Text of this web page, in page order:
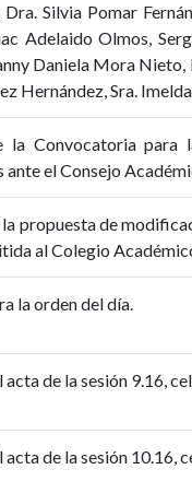
Silvia Pomar
Adelaido Olmos,
Daniela Mora Nieto,
Hernández, Sra.
la Convocatoria para
el Consejo
propuesta de
al Colegio
la orden del día.
de la sesión 9.16,
de la sesión 10.16,